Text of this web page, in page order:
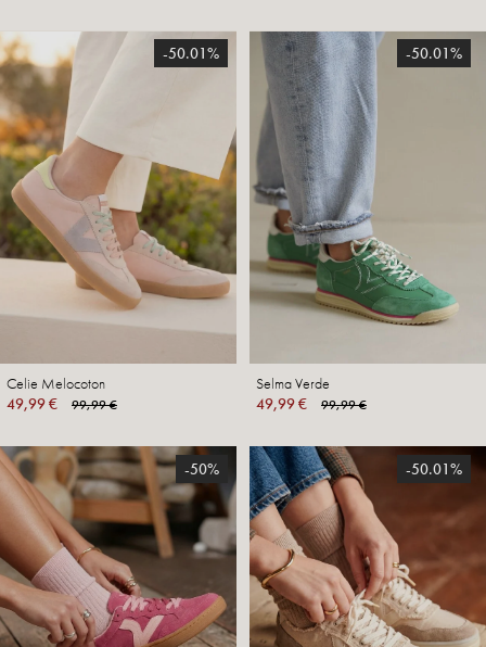
-50.01%
Celie Melocoton
49,99 €
99,99 €
-50.01%
Selma Verde
49,99 €
99,99 €
-50% -50.01%